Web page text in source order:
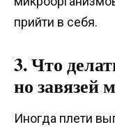
прийти в себя.
3. Что
но завязей
Иногда плети